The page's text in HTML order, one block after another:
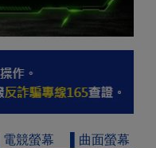
▌電競螢幕 ▌曲面螢幕